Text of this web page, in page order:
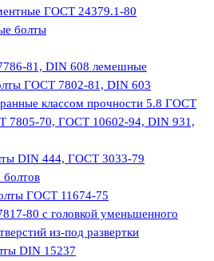
ГОСТ 24379.1-80
болты
81, DIN 608 лемешные
ГОСТ 7802-81, DIN 603
классом прочности 5.8 ГОСТ
7805-70, ГОСТ 10602-94, DIN 931,
DIN 444, ГОСТ 3033-79
болтов
ГОСТ 11674-75
80 с головкой уменьшенного
из-под развертки
DIN 15237